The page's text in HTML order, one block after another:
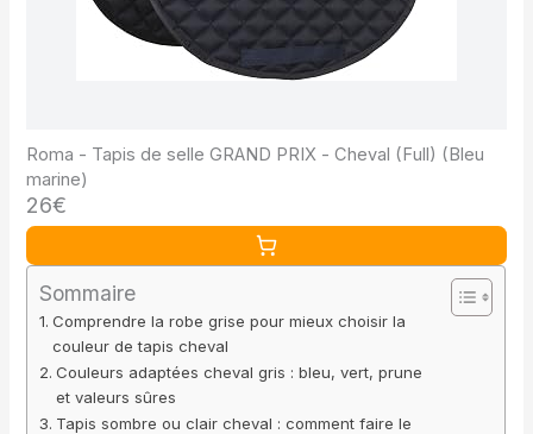
Roma - Tapis de selle GRAND PRIX - Cheval (Full) (Bleu
marine)
26€
Sommaire
Comprendre la robe grise pour mieux choisir la
couleur de tapis cheval
Couleurs adaptées cheval gris : bleu, vert, prune
et valeurs sûres
Tapis sombre ou clair cheval : comment faire le